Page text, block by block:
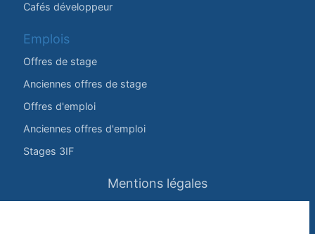
Cafés développeur
Emplois
Offres de stage
Anciennes offres de stage
Offres d'emploi
Anciennes offres d'emploi
Stages 3IF
Mentions légales